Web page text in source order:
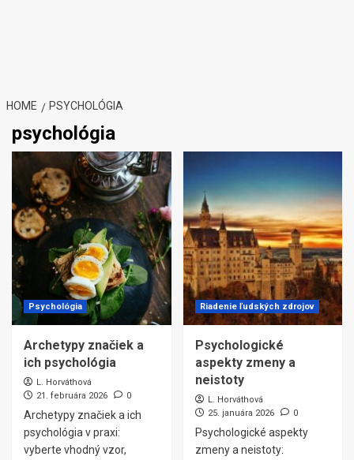
HOME PSYCHOLÓGIA
psychológia
Psychológia
Archetypy značiek a
ich psychológia
L. Horváthová
21. februára 2026
0
Archetypy značiek a ich
psychológia v praxi:
vyberte vhodný vzor,
Riadenie ľudských zdrojov
Psychologické
aspekty zmeny a
neistoty
L. Horváthová
25. januára 2026
0
Psychologické aspekty
zmeny a neistoty: